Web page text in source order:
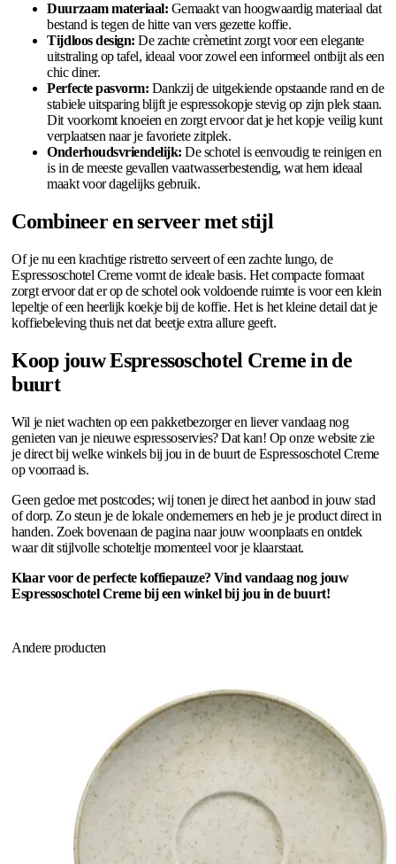
Duurzaam materiaal: Gemaakt van hoogwaardig materiaal dat
bestand is tegen de hitte van vers gezette koffie.
Tijdloos design: De zachte crèmetint zorgt voor een elegante
uitstraling op tafel, ideaal voor zowel een informeel ontbijt als een
chic diner.
Perfecte pasvorm: Dankzij de uitgekiende opstaande rand en de
stabiele uitsparing blijft je espressokopje stevig op zijn plek staan.
Dit voorkomt knoeien en zorgt ervoor dat je het kopje veilig kunt
verplaatsen naar je favoriete zitplek.
Onderhoudsvriendelijk: De schotel is eenvoudig te reinigen en
is in de meeste gevallen vaatwasserbestendig, wat hem ideaal
maakt voor dagelijks gebruik.
Combineer en serveer met stijl
Of je nu een krachtige ristretto serveert of een zachte lungo, de
Espressoschotel Creme vormt de ideale basis. Het compacte formaat
zorgt ervoor dat er op de schotel ook voldoende ruimte is voor een klein
lepeltje of een heerlijk koekje bij de koffie. Het is het kleine detail dat je
koffiebeleving thuis net dat beetje extra allure geeft.
Koop jouw Espressoschotel Creme in de
buurt
Wil je niet wachten op een pakketbezorger en liever vandaag nog
genieten van je nieuwe espressoservies? Dat kan! Op onze website zie
je direct bij welke winkels bij jou in de buurt de Espressoschotel Creme
op voorraad is.
Geen gedoe met postcodes; wij tonen je direct het aanbod in jouw stad
of dorp. Zo steun je de lokale ondernemers en heb je je product direct in
handen. Zoek bovenaan de pagina naar jouw woonplaats en ontdek
waar dit stijlvolle schoteltje momenteel voor je klaarstaat.
Klaar voor de perfecte koffiepauze? Vind vandaag nog jouw
Espressoschotel Creme bij een winkel bij jou in de buurt!
Andere producten